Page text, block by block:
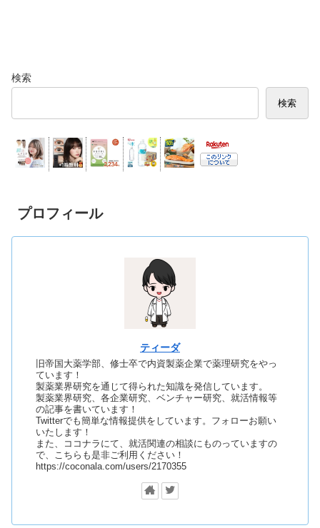
検索
検索
プロフィール
ティーダ
旧帝国大薬学部、修士卒で内資製薬企業で薬理研究をやっ
ています！
製薬業界研究を通じて得られた知識を発信しています。
製薬業界研究、各企業研究、ベンチャー研究、就活情報等
の記事を書いています！
Twitterでも簡単な情報提供をしています。フォローお願い
いたします！
また、ココナラにて、就活関連の相談にものっていますの
で、こちらも是非ご利用ください！
https://coconala.com/users/2170355